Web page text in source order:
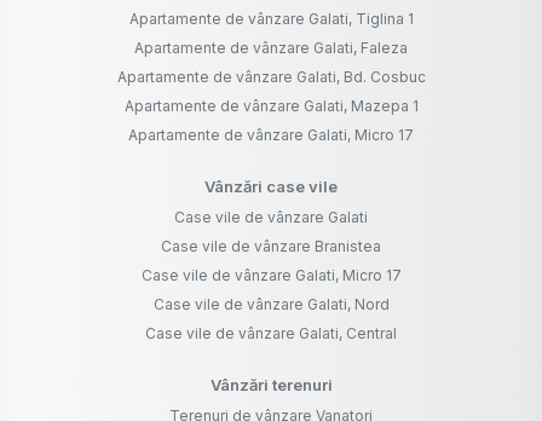
Apartamente de vânzare Galati, Tiglina 1
Apartamente de vânzare Galati, Faleza
Apartamente de vânzare Galati, Bd. Cosbuc
Apartamente de vânzare Galati, Mazepa 1
Apartamente de vânzare Galati, Micro 17
Vânzări case vile
Case vile de vânzare Galati
Case vile de vânzare Branistea
Case vile de vânzare Galati, Micro 17
Case vile de vânzare Galati, Nord
Case vile de vânzare Galati, Central
Vânzări terenuri
Terenuri de vânzare Vanatori